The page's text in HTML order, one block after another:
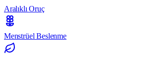
Aralıklı Oruç
Menstrüel Beslenme